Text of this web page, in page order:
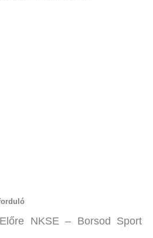
NKSE – Borsod Sport